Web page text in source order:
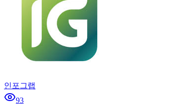
인포그랩
93